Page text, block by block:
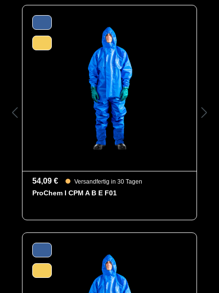
Reinigungsmitteln.
Schutzklasse S4 (mit Stahlkappe) und einer
antibakteriellen Innenbeschichtung macht den Stiefel
ideal geeignet für die Verwendung in Bereichen mit
hohen Sicherheits- und Hygieneanforderungen.
Abseits dessen hat der Stiefel mit seiner Klassifizierung
SRC die bestmögliche Rutschhemmung.
Ein weiteres Highlight des speziellen Materials ist seine
Haltbarkeitsdauer. Bei richtiger Lagerung behält der
Stiefel seine chemische Beständigkeit, auch wenn er
nach ca. 5 Jahren möglicherweise an Glanz und Farbe
verlieren kann. Es ist wichtig, PVC-Produkte vor
Sonnenlicht, Hitze und Feuchtigkeit zu schützen, um
EAN 8430844303494
Merkmale
- Sicherheitsstiefel aus speziellem
modifizierten FOCA® PVC
- Schutzklasse S4 mit Stahlkappe
54,09 € Versandfertig in 30 Tagen
ProChem I CPM A B E F01